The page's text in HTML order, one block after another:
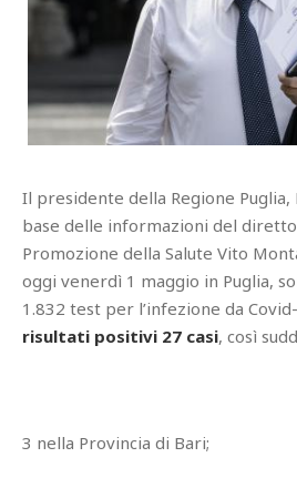
Il presidente della Regione Puglia,
base delle informazioni del
Promozione della Salute Vito
oggi venerdì 1 maggio in Puglia,
1.832 test per l’infezione da
risultati positivi 27 casi, così
3 nella Provincia di Bari;